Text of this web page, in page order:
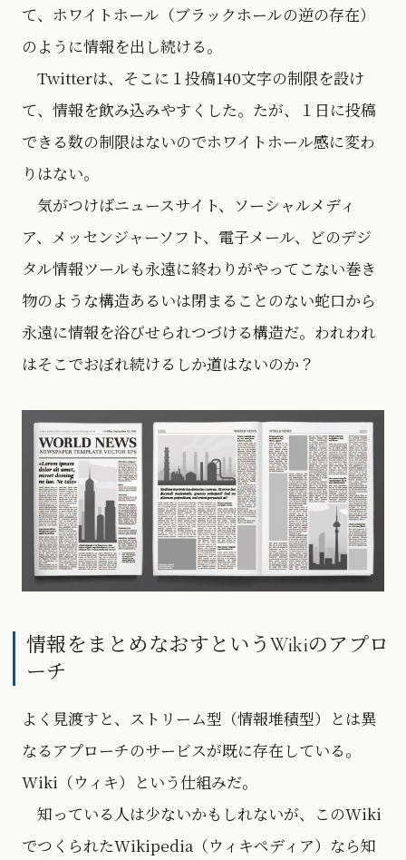
て、ホワイトホール（ブラックホールの逆の存在）
のように情報を出し続ける。
Twitterは、そこに１投稿140文字の制限を設け
て、情報を飲み込みやすくした。たが、１日に投稿
できる数の制限はないのでホワイトホール感に変わ
りはない。
気がつけばニュースサイト、ソーシャルメディ
ア、メッセンジャーソフト、電子メール、どのデジ
タル情報ツールも永遠に終わりがやってこない巻き
物のような構造あるいは閉まることのない蛇口から
永遠に情報を浴びせられつづける構造だ。われわれ
はそこでおぼれ続けるしか道はないのか？
情報をまとめなおすというWikiのアプロ
ーチ
よく見渡すと、ストリーム型（情報堆積型）とは異
なるアプローチのサービスが既に存在している。
Wiki（ウィキ）という仕組みだ。
知っている人は少ないかもしれないが、このWiki
でつくられたWikipedia（ウィキペディア）なら知